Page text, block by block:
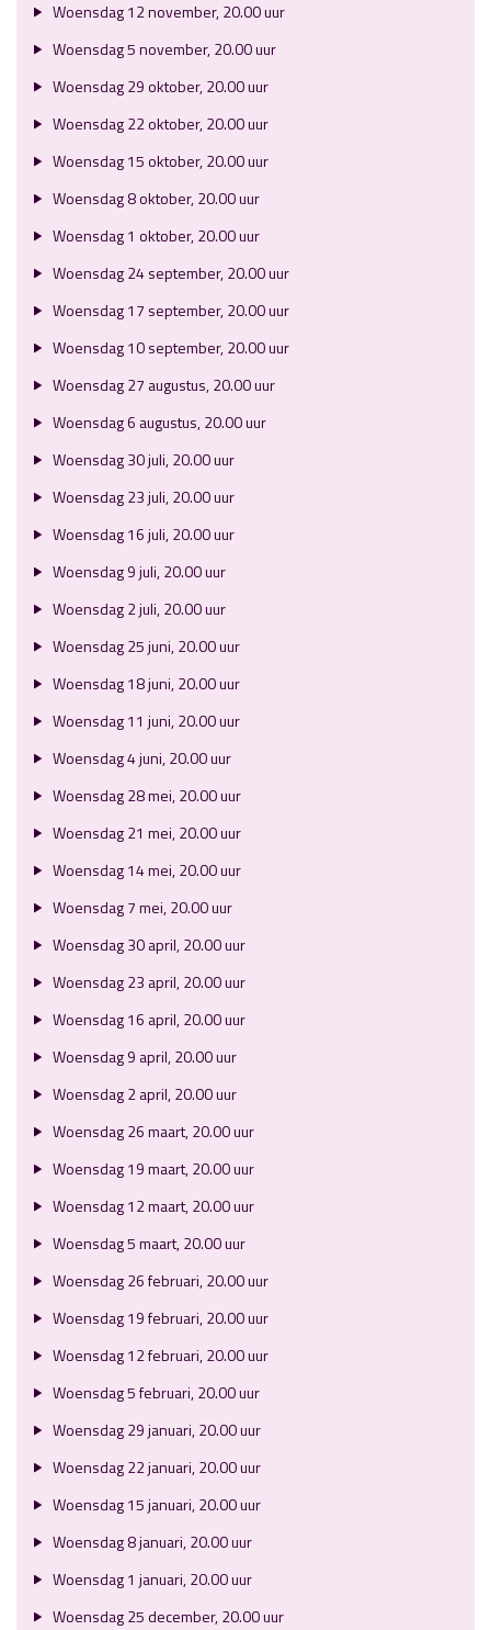
Woensdag 12 november, 20.00 uur
Woensdag 5 november, 20.00 uur
Woensdag 29 oktober, 20.00 uur
Woensdag 22 oktober, 20.00 uur
Woensdag 15 oktober, 20.00 uur
Woensdag 8 oktober, 20.00 uur
Woensdag 1 oktober, 20.00 uur
Woensdag 24 september, 20.00 uur
Woensdag 17 september, 20.00 uur
Woensdag 10 september, 20.00 uur
Woensdag 27 augustus, 20.00 uur
Woensdag 6 augustus, 20.00 uur
Woensdag 30 juli, 20.00 uur
Woensdag 23 juli, 20.00 uur
Woensdag 16 juli, 20.00 uur
Woensdag 9 juli, 20.00 uur
Woensdag 2 juli, 20.00 uur
Woensdag 25 juni, 20.00 uur
Woensdag 18 juni, 20.00 uur
Woensdag 11 juni, 20.00 uur
Woensdag 4 juni, 20.00 uur
Woensdag 28 mei, 20.00 uur
Woensdag 21 mei, 20.00 uur
Woensdag 14 mei, 20.00 uur
Woensdag 7 mei, 20.00 uur
Woensdag 30 april, 20.00 uur
Woensdag 23 april, 20.00 uur
Woensdag 16 april, 20.00 uur
Woensdag 9 april, 20.00 uur
Woensdag 2 april, 20.00 uur
Woensdag 26 maart, 20.00 uur
Woensdag 19 maart, 20.00 uur
Woensdag 12 maart, 20.00 uur
Woensdag 5 maart, 20.00 uur
Woensdag 26 februari, 20.00 uur
Woensdag 19 februari, 20.00 uur
Woensdag 12 februari, 20.00 uur
Woensdag 5 februari, 20.00 uur
Woensdag 29 januari, 20.00 uur
Woensdag 22 januari, 20.00 uur
Woensdag 15 januari, 20.00 uur
Woensdag 8 januari, 20.00 uur
Woensdag 1 januari, 20.00 uur
Woensdag 25 december, 20.00 uur